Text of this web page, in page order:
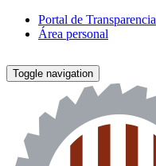
Portal de Transparencia
Área personal
Toggle navigation